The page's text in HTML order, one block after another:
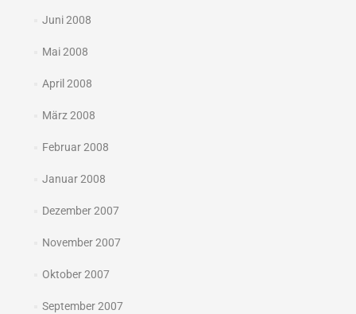
Juni 2008
Mai 2008
April 2008
März 2008
Februar 2008
Januar 2008
Dezember 2007
November 2007
Oktober 2007
September 2007